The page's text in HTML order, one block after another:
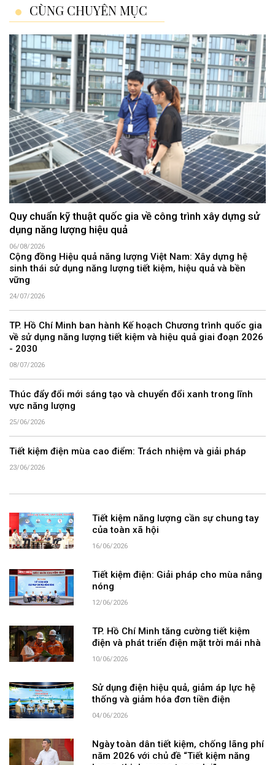
CÙNG CHUYÊN MỤC
Quy chuẩn kỹ thuật quốc gia về công trình xây dựng sử
dụng năng lượng hiệu quả
06/08/2026
Cộng đồng Hiệu quả năng lượng Việt Nam: Xây dựng hệ
sinh thái sử dụng năng lượng tiết kiệm, hiệu quả và bền
vững
24/07/2026
TP. Hồ Chí Minh ban hành Kế hoạch Chương trình quốc gia
về sử dụng năng lượng tiết kiệm và hiệu quả giai đoạn 2026
- 2030
08/07/2026
Thúc đẩy đổi mới sáng tạo và chuyển đổi xanh trong lĩnh
vực năng lượng
25/06/2026
Tiết kiệm điện mùa cao điểm: Trách nhiệm và giải pháp
23/06/2026
Tiết kiệm năng lượng cần sự chung tay
của toàn xã hội
16/06/2026
Tiết kiệm điện: Giải pháp cho mùa nắng
nóng
12/06/2026
TP. Hồ Chí Minh tăng cường tiết kiệm
điện và phát triển điện mặt trời mái nhà
10/06/2026
Sử dụng điện hiệu quả, giảm áp lực hệ
thống và giảm hóa đơn tiền điện
04/06/2026
Ngày toàn dân tiết kiệm, chống lãng phí
năm 2026 với chủ đề “Tiết kiệm năng